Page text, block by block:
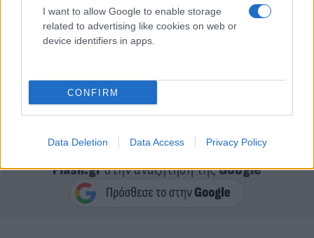
I want to allow Google to enable storage
related to advertising like cookies on web or
device identifiers in apps.
CONFIRM
Data Deletion Data Access Privacy Policy
ν’ αποκτήσουν την απαραίτητη χημεία», που
ωστόσο διαταράχθηκε λόγω διαφόρων ατυχιών που
είχαμε με παίκτες οι οποίοι έμειναν έξω λόγω
έπρεπε να βρούμε κάποιους άλλους για να τους
αντικαταστήσουμε».
Κάνε κλικ και δες περισσότερο
Flash.grστην αναζήτηση τηςGoogle